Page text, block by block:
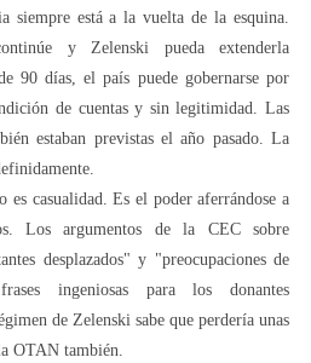
siempre está a la vuelta de la esquina.
y Zelenski pueda extenderla
90 días, el país puede gobernarse por
de cuentas y sin legitimidad. Las
estaban previstas el año pasado. La
es casualidad. Es el poder aferrándose a
Los argumentos de la CEC sobre
desplazados" y "preocupaciones de
ingeniosas para los donantes
de Zelenski sabe que perdería unas
OTAN también.